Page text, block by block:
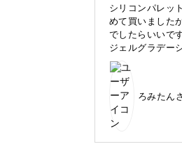
今回は5本組
本瑠美先生の
効率よく5本
で時間がかか
ミラーの質感
シリコンパレッ
めて買いました
でしたらいいで
ジェルグラデー
き滑らなくてす
です
シェルシートも
ろみたん